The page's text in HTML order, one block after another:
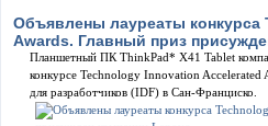
Объявлены лауреаты
Awards. Главный приз
Планшетный ПК ThinkPad* X41 Tablet
конкурсе Technology Innovation
для разработчиков (IDF) в Сан-Франциско.